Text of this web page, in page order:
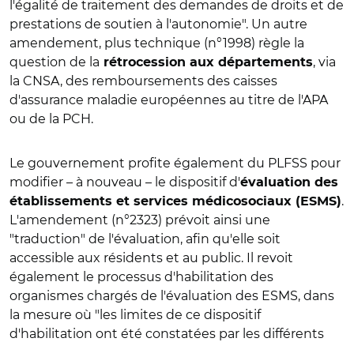
l'égalité de traitement des demandes de droits et de
prestations de soutien à l'autonomie". Un autre
amendement, plus technique (n°1998) règle la
question de la rétrocession aux départements, via
la CNSA, des remboursements des caisses
d'assurance maladie européennes au titre de l'APA
ou de la PCH.
Le gouvernement profite également du PLFSS pour
modifier – à nouveau – le dispositif d'évaluation des
établissements et services médicosociaux (ESMS).
L'amendement (n°2323) prévoit ainsi une
"traduction" de l'évaluation, afin qu'elle soit
accessible aux résidents et au public. Il revoit
également le processus d'habilitation des
organismes chargés de l'évaluation des ESMS, dans
la mesure où "les limites de ce dispositif
d'habilitation ont été constatées par les différents